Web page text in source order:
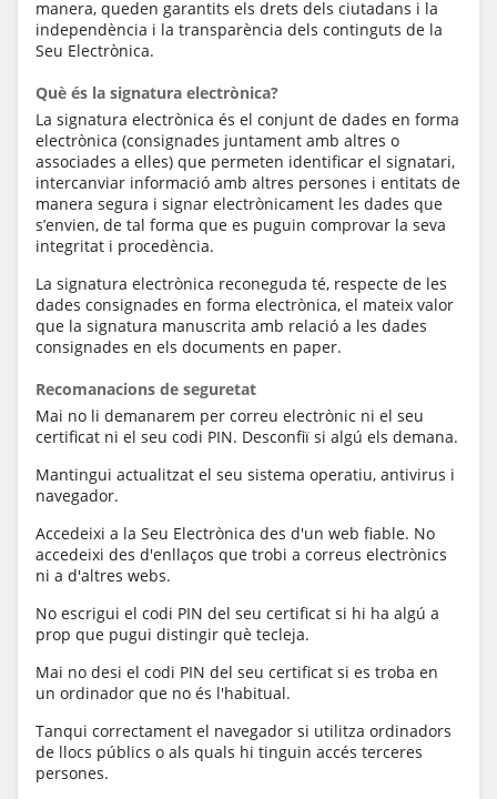
manera, queden garantits els drets dels ciutadans i la
independència i la transparència dels continguts de la
Seu Electrònica.
Què és la signatura electrònica?
La signatura electrònica és el conjunt de dades en forma
electrònica (consignades juntament amb altres o
associades a elles) que permeten identificar el signatari,
intercanviar informació amb altres persones i entitats de
manera segura i signar electrònicament les dades que
s’envien, de tal forma que es puguin comprovar la seva
integritat i procedència.
La signatura electrònica reconeguda té, respecte de les
dades consignades en forma electrònica, el mateix valor
que la signatura manuscrita amb relació a les dades
consignades en els documents en paper.
Recomanacions de seguretat
Mai no li demanarem per correu electrònic ni el seu
certificat ni el seu codi PIN. Desconfiï si algú els demana.
Mantingui actualitzat el seu sistema operatiu, antivirus i
navegador.
Accedeixi a la Seu Electrònica des d'un web fiable. No
accedeixi des d'enllaços que trobi a correus electrònics
ni a d'altres webs.
No escrigui el codi PIN del seu certificat si hi ha algú a
prop que pugui distingir què tecleja.
Mai no desi el codi PIN del seu certificat si es troba en
un ordinador que no és l'habitual.
Tanqui correctament el navegador si utilitza ordinadors
de llocs públics o als quals hi tinguin accés terceres
persones.